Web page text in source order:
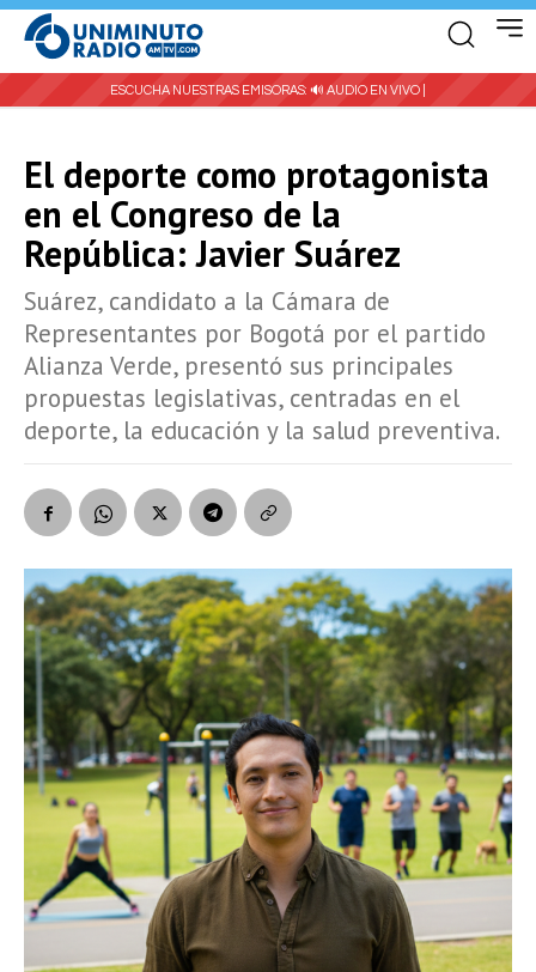
ESCUCHA NUESTRAS EMISORAS: 🔊 AUDIO EN VIVO |
El deporte como protagonista
en el Congreso de la
República: Javier Suárez
Suárez, candidato a la Cámara de
Representantes por Bogotá por el partido
Alianza Verde, presentó sus principales
propuestas legislativas, centradas en el
deporte, la educación y la salud preventiva.